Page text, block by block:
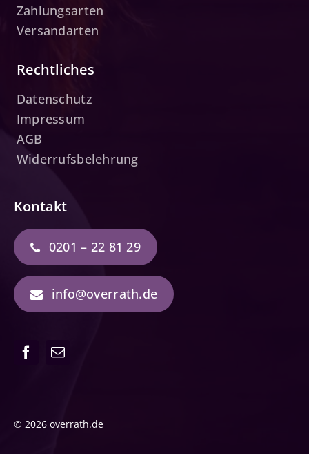
Kontakt
0201 – 22 81 29
info@overrath.de
Zahlungsarten
Versandarten
Rechtliches
Datenschutz
Impressum
AGB
Widerrufsbelehrung
© 2026 overrath.de